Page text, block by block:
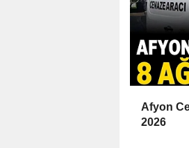
Afyon
2026